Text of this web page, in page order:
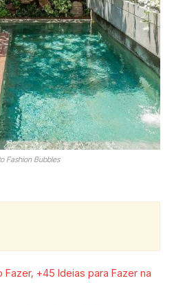
Fashion Bubbles
+45 Ideias para Fazer na